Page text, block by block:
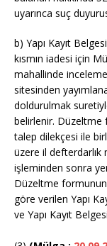
uyarınca suç
b) Yapı Kayıt
kısmın iadesi için
mahallinde
sitesinden
doldurulmak
belirlenir. Düzeltme
talep dilekçesi ile
üzere il
işleminden sonra
Düzeltme formunun
göre verilen Yapı
ve Yapı Kayıt